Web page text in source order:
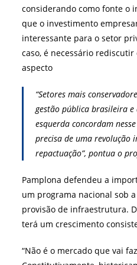
considerando como fonte o
que o investimento
interessante para o setor
caso, é necessário
aspecto
“Setores mais
gestão pública brasileira e
esquerda concordam
precisa de uma revolução
repactuação”, pontua o
Pamplona defendeu a
um programa nacional sob
provisão de infraestrutura.
terá um crescimento
“Não é o mercado que vai